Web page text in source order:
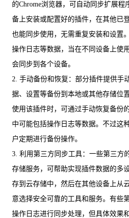
的Chrome浏览器，可自动同步扩展
备上安装或配置好的插件，在其他已
也能同步使用，无需重复安装和设置
操作日志等数据，当在不同设备上使
会同步到各个设备。
2. 手动备份和恢复：部分插件提供手
据、设置等备份到本地或其他存储位
使用该插件时，可通过手动恢复备份
中可能包括操作日志等数据。不过这
户定期进行备份操作。
3. 利用第三方同步工具：一些第三方
存储服务，可帮助实现插件数据的多
存到云存储中，然后在其他设备上从
意选择安全可靠的工具和服务。有些
操作日志进行同步处理，但具体效果